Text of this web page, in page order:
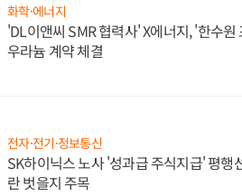
화학·에너지
'DL이앤씨 SMR 협력사' X에너지, '한수
우라늄 계약 체결
전자·전기·정보통신
SK하이닉스 노사 '성과급 주식지급' 평행
란 벗을지 주목